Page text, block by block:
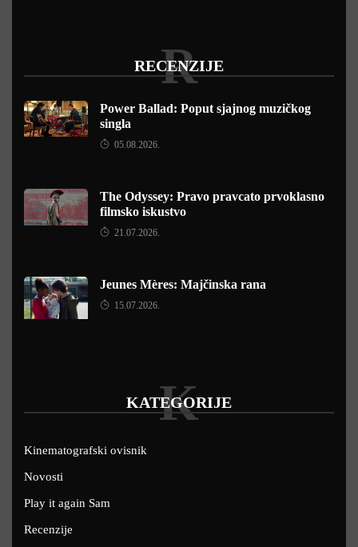
RECENZIJE
R
Power Ballad: Poput sjajnog muzičkog
singla
05.08.2026.
The Odyssey: Pravo pravcato prvoklasno
filmsko iskustvo
21.07.2026.
Jeunes Mères: Majčinska rana
15.07.2026.
KATEGORIJE
K
Kinematografski ovisnik
Novosti
Play it again Sam
Recenzije